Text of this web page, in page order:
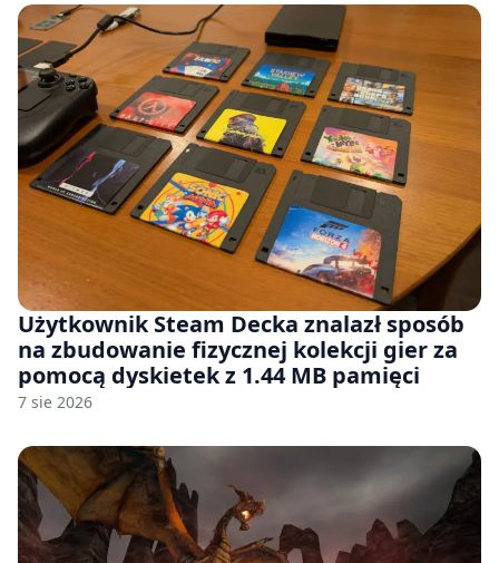
Użytkownik Steam Decka znalazł sposób
na zbudowanie fizycznej kolekcji gier za
pomocą dyskietek z 1.44 MB pamięci
7 sie 2026